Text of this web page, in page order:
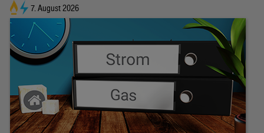
7. August 2026